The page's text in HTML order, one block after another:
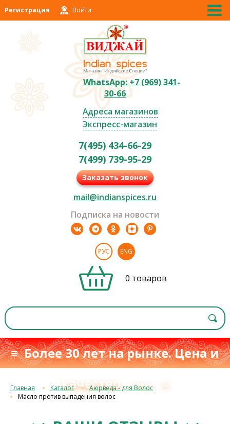
Регистрация Войти
WhatsApp: +7 (969) 341-
30-66
Адреса магазинов
Экспресс-магазин
7(495) 434-66-29
7(499) 739-95-29
Заказать звонок
mail@indianspices.ru
Подписка на новости
РУС ENG
0 товаров
≡ Более 30 лет на рынке. Цена и
качествос 1993 г. ≡
Главная Каталог
Аюрведа - для Волос
Масло против выпадения волос